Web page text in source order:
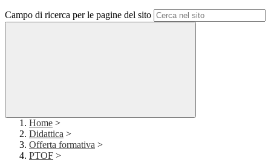
Campo di ricerca per le pagine del sito
Home >
Didattica >
Offerta formativa >
PTOF >